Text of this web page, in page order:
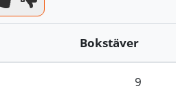
Bokstäver
9